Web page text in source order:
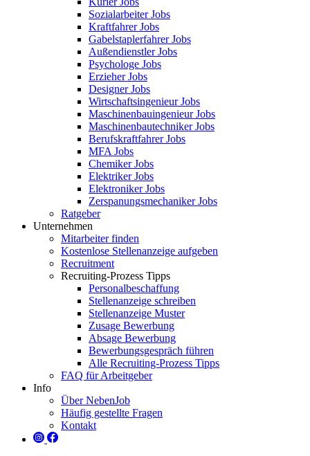
Sozialarbeiter Jobs
Kraftfahrer Jobs
Gabelstaplerfahrer Jobs
Außendienstler Jobs
Psychologe Jobs
Erzieher Jobs
Designer Jobs
Wirtschaftsingenieur Jobs
Maschinenbauingenieur Jobs
Maschinenbautechniker Jobs
Berufskraftfahrer Jobs
MFA Jobs
Chemiker Jobs
Elektriker Jobs
Elektroniker Jobs
Zerspanungsmechaniker Jobs
Ratgeber
Unternehmen
Mitarbeiter finden
Kostenlose Stellenanzeige aufgeben
Recruitment
Recruiting-Prozess Tipps
Personalbeschaffung
Stellenanzeige schreiben
Stellenanzeige Muster
Zusage Bewerbung
Absage Bewerbung
Bewerbungsgespräch führen
Alle Recruiting-Prozess Tipps
FAQ für Arbeitgeber
Info
Über NebenJob
Häufig gestellte Fragen
Kontakt